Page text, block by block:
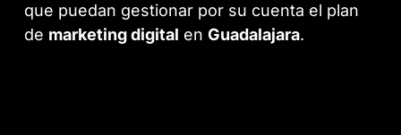
que puedan gestionar por su cuenta el plan
de marketing digital enGuadalajara.